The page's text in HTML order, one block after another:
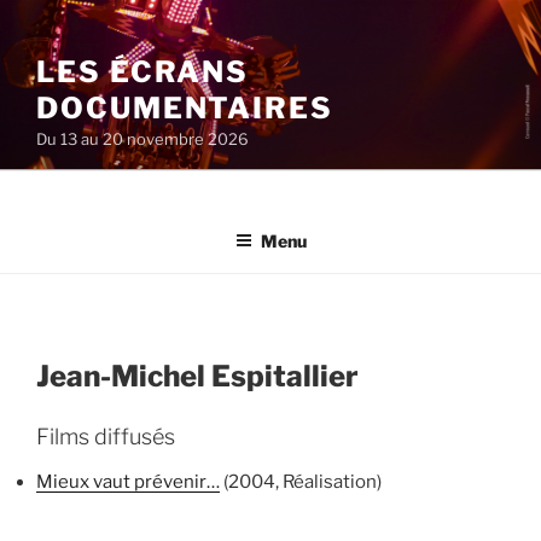
au
contenu
principal
LES ÉCRANS
DOCUMENTAIRES
Du 13 au 20 novembre 2026
Menu
Jean-Michel Espitallier
Films diffusés
Mieux vaut prévenir… (2004, Réalisation)